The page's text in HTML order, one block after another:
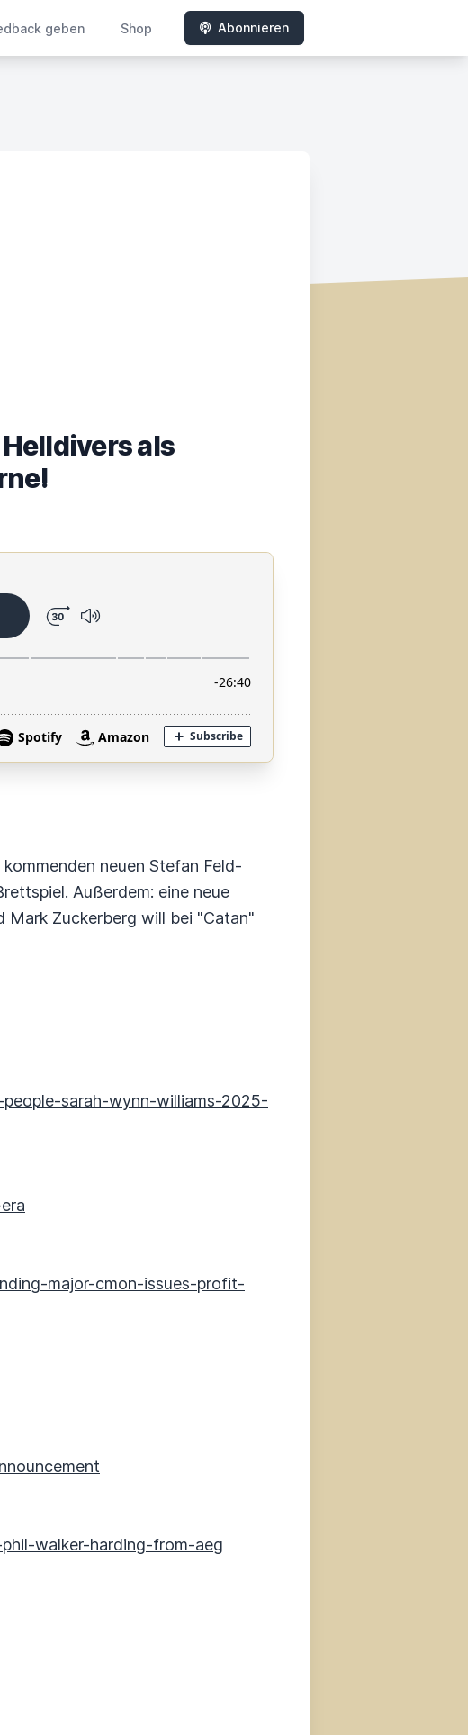
geben Shop Abonnieren
als
neuen Stefan Feld-
Außerdem: eine neue
Mark Zuckerberg will bei "Catan"
sarah-wynn-williams-2025-
major-cmon-issues-profit-
walker-harding-from-aeg